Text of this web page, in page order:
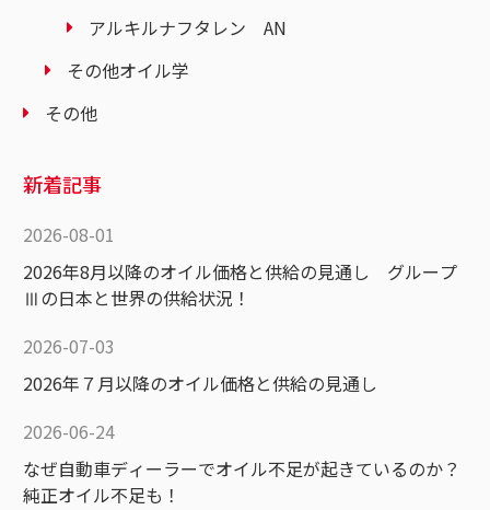
アルキルナフタレン AN
その他オイル学
その他
新着記事
2026-08-01
2026年8月以降のオイル価格と供給の見通し グループ
Ⅲの日本と世界の供給状況！
2026-07-03
2026年７月以降のオイル価格と供給の見通し
2026-06-24
なぜ自動車ディーラーでオイル不足が起きているのか？
純正オイル不足も！